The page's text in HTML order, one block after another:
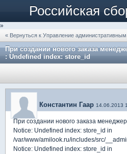
Российская
»
« Вернуться к Управление
При создании нового заказа
: Undefined index: store_id
Константин Гаар 14.06.2013
При создании нового заказа
Notice: Undefined index: store_id in
/var/www/amilook.ru/includes/src/
Notice: Undefined index: store_id in